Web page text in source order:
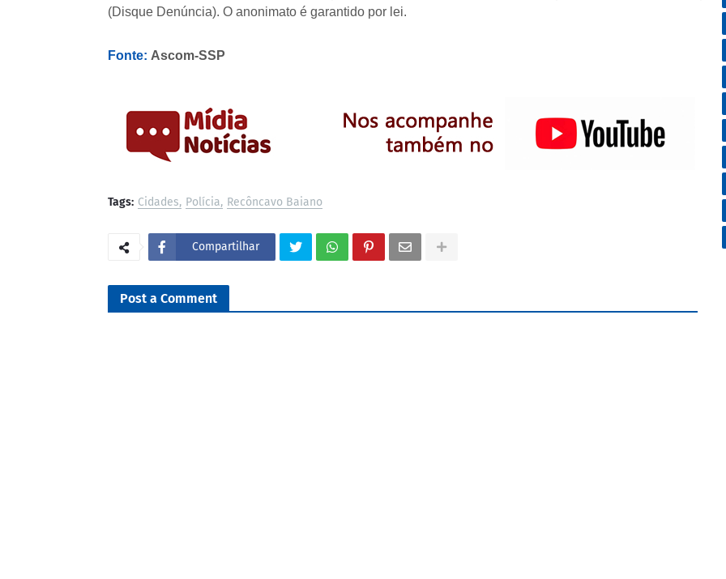
(Disque Denúncia). O anonimato é garantido por lei.
Fonte: Ascom-SSP
Tags: Cidades Polícia Recôncavo Baiano
Compartilhar
Post a Comment